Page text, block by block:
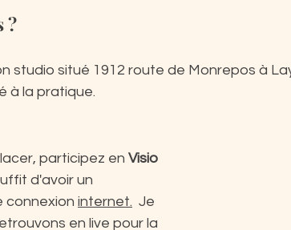
?
studio situé 1912 route de Monrepos à
à la pratique.
participez en Visio
d'avoir un
connexion internet.
  Je
en live pour la